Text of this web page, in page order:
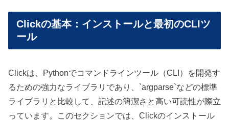
Clickの基本：インストールと最初のCLIツ
ール
Clickは、Pythonでコマンドラインツール（CLI）を開発す
るための強力なライブラリであり、`argparse`などの標準
ライブラリと比較して、記述の簡潔さと高い可読性が際立
っています。このセクションでは、Clickのインストール